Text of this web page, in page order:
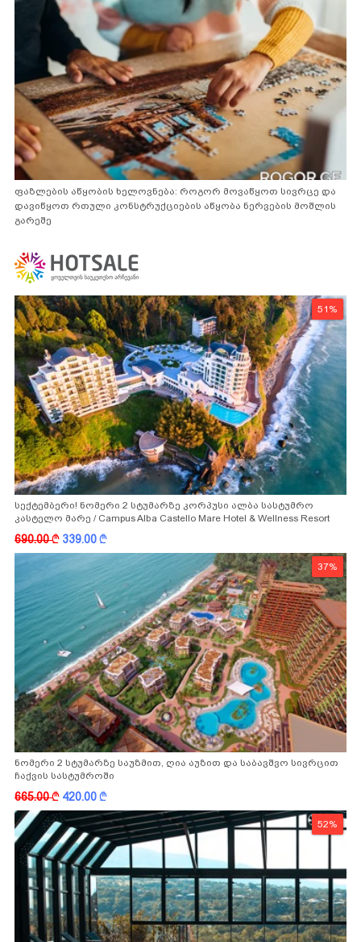
ფაზლების აწყობის ხელოვნება: როგორ მოვაწყოთ სივრცე და
დავიწყოთ რთული კონსტრუქციების აწყობა ნერვების მოშლის
გარეშე
51%
სექტემბერი! ნომერი 2 სტუმარზე კორპუსი ალბა სასტუმრო
კასტელო მარე / Campus Alba Castello Mare Hotel & Wellness Resort
-სგან!
690.00k 339.00k
37%
ნომერი 2 სტუმარზე საუზმით, ღია აუზით და საბავშვო სივრცით
ჩაქვის სასტუმროში
665.00k 420.00k
52%